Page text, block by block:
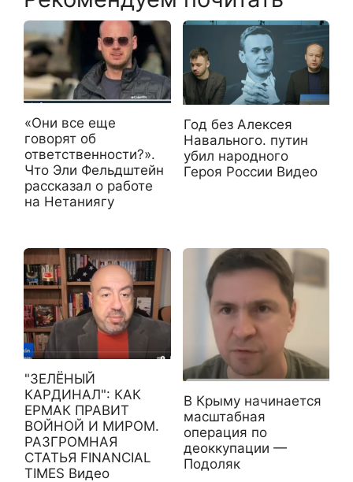
«Они все еще
говорят об
ответственности?».
Что Эли Фельдштейн
рассказал о работе
на Нетаниягу
Год без Алексея
Навального. путин
убил народного
Героя России Видео
"ЗЕЛЁНЫЙ
КАРДИНАЛ": КАК
ЕРМАК ПРАВИТ
ВОЙНОЙ И МИРОМ.
РАЗГРОМНАЯ
СТАТЬЯ FINANCIAL
TIMES Видео
В Крыму начинается
масштабная
операция по
деоккупации —
Подоляк